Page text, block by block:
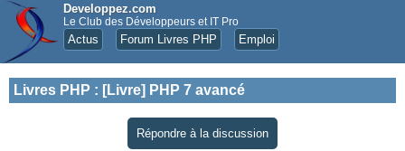
Developpez.com
Le Club des Développeurs et IT Pro
Actus Forum Livres PHP Emploi
Livres PHP : [Livre] PHP 7 avancé
Répondre à la discussion